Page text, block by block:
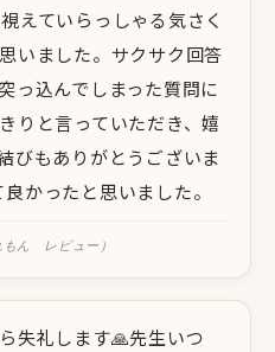
えていらっしゃる気さく
いました。サクサク回答
っ込んでしまった質問に
りと言っていただき、嬉
びもありがとうございま
かったと思いました。
もん レビュー）
失礼します🙏先生いつ